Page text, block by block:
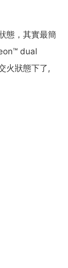
態，其實最簡
dual
火狀態下了,